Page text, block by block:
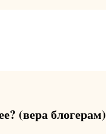
(вера блогерам)